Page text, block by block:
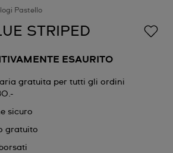
Pastello
STRIPED
ESAURITO
gratuita per tutti gli ordini
sicuro
gratuito